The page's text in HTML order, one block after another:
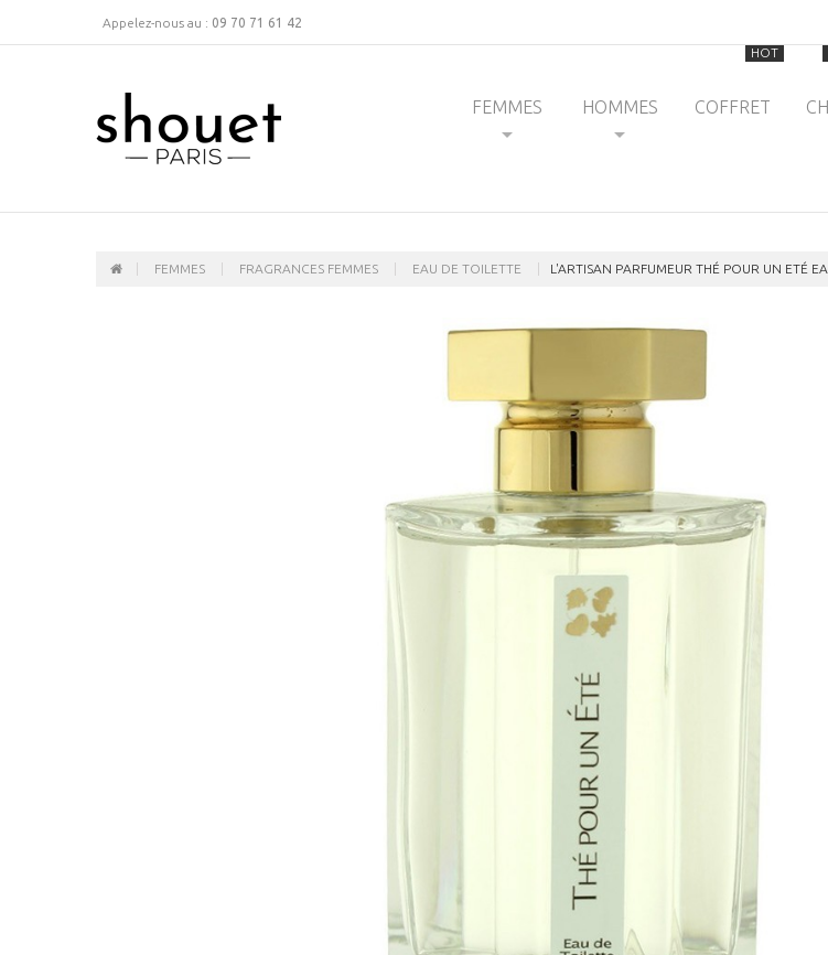
Appelez-nous au : 09 70 71 61 42
FEMMES HOMMES COFFRET
HOT
FEMMES FRAGRANCES FEMMES EAU DE TOILETTE L'ARTISAN PARFUMEUR THÉ POUR UN ETÉ